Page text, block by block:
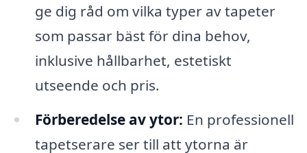
ge dig råd om vilka typer av tapeter
som passar bäst för dina behov,
inklusive hållbarhet, estetiskt
utseende och pris.
Förberedelse av ytor: En professionell
tapetserare ser till att ytorna är